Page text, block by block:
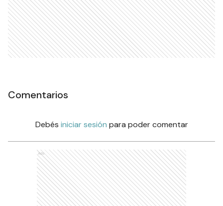
Comentarios
Debés iniciar sesión para poder comentar
Ads